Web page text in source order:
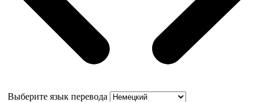
Выберите язык перевода